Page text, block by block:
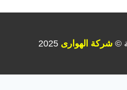
©شركة الهوارى 2025